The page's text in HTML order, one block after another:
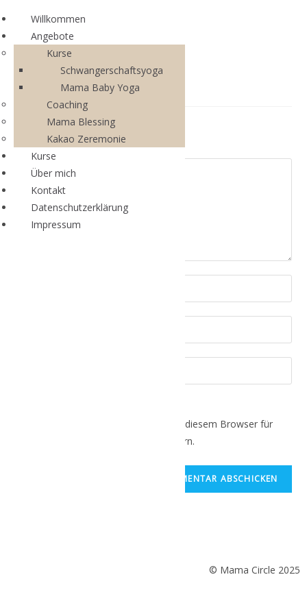
Schreibe einen Kommentar
Name, E-Mail-Adresse und Website in diesem Browser für
meinen nächsten Kommentar speichern.
© Mama Circle 2025
Willkommen
Angebote
Kurse
Schwangerschaftsyoga
Mama Baby Yoga
Coaching
Mama Blessing
Kakao Zeremonie
Kurse
Über mich
Kontakt
Datenschutzerklärung
Impressum